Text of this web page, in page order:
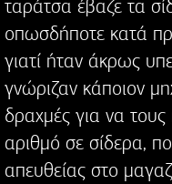
ταράτσα έβαζε τα
οπωσδήποτε κατά
γιατί ήταν άκρως
γνώριζαν κάποιον
δραχμές για να τους
αριθμό σε σίδερα,
απευθείας στο